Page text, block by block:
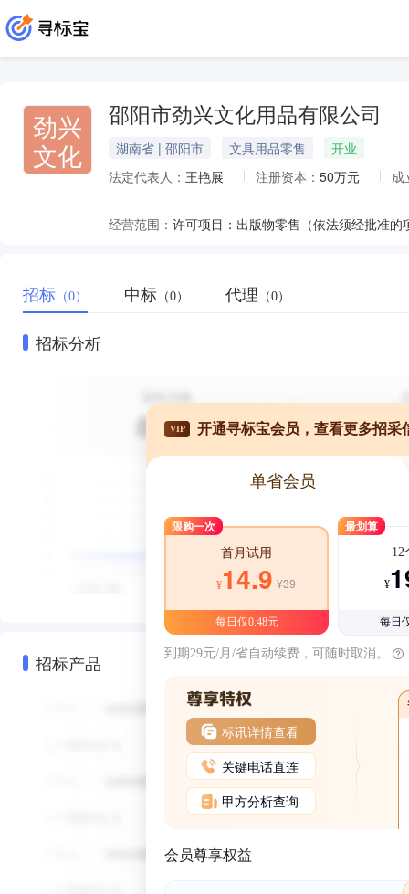
劲兴
文化
邵阳市劲兴文化用品有限公司
湖南省 | 邵阳市 文具用品零售
开业
法定代表人： 王艳展 注册资本： 50万元 成
经营范围：
招标 （0） 中标 （0） 代理 （0）
招标分析
招标产品
VIP 开通寻标宝会员，查看更多招采
单省会员
限购一次
首月试用
¥14.9 ¥39
每日仅0.48元
最划算
12
¥
每日
到期29元/月/省自动续费，可随时取消。
标讯详情查看
关键电话直连
甲方分析查询
会员尊享权益